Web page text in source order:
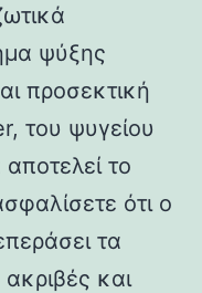
ψύξης
προσεκτική
του ψυγείου
το
ότι ο
τα
και